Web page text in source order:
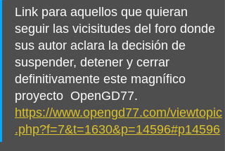
Link para aquellos que quieran
seguir las vicisitudes del foro donde
sus autor aclara la decisión de
suspender, detener y cerrar
definitivamente este magnífico
proyecto  OpenGD77.
https://www.opengd77.com/viewtopic
.php?f=7&t=1630&p=14596#p14596